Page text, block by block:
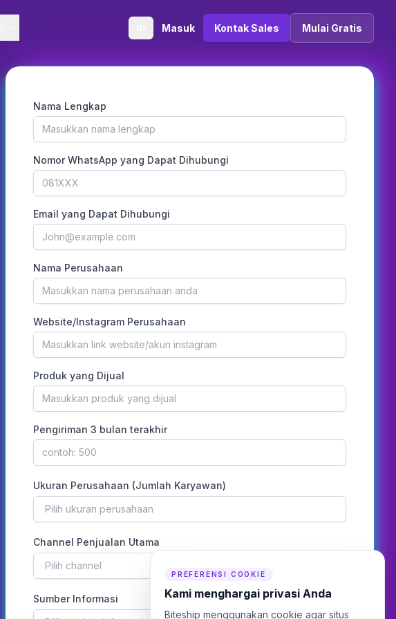
Masuk Kontak Sales Mulai Gratis
Nama Lengkap
Nomor WhatsApp yang Dapat Dihubungi
Email yang Dapat Dihubungi
Nama Perusahaan
Website/Instagram Perusahaan
Produk yang Dijual
Pengiriman 3 bulan terakhir
Ukuran Perusahaan (Jumlah Karyawan)
Pilih ukuran perusahaan
Channel Penjualan Utama
Pilih channel
Sumber Informasi
PREFERENSI COOKIE
Kami menghargai privasi Anda
Biteship menggunakan cookie agar situs